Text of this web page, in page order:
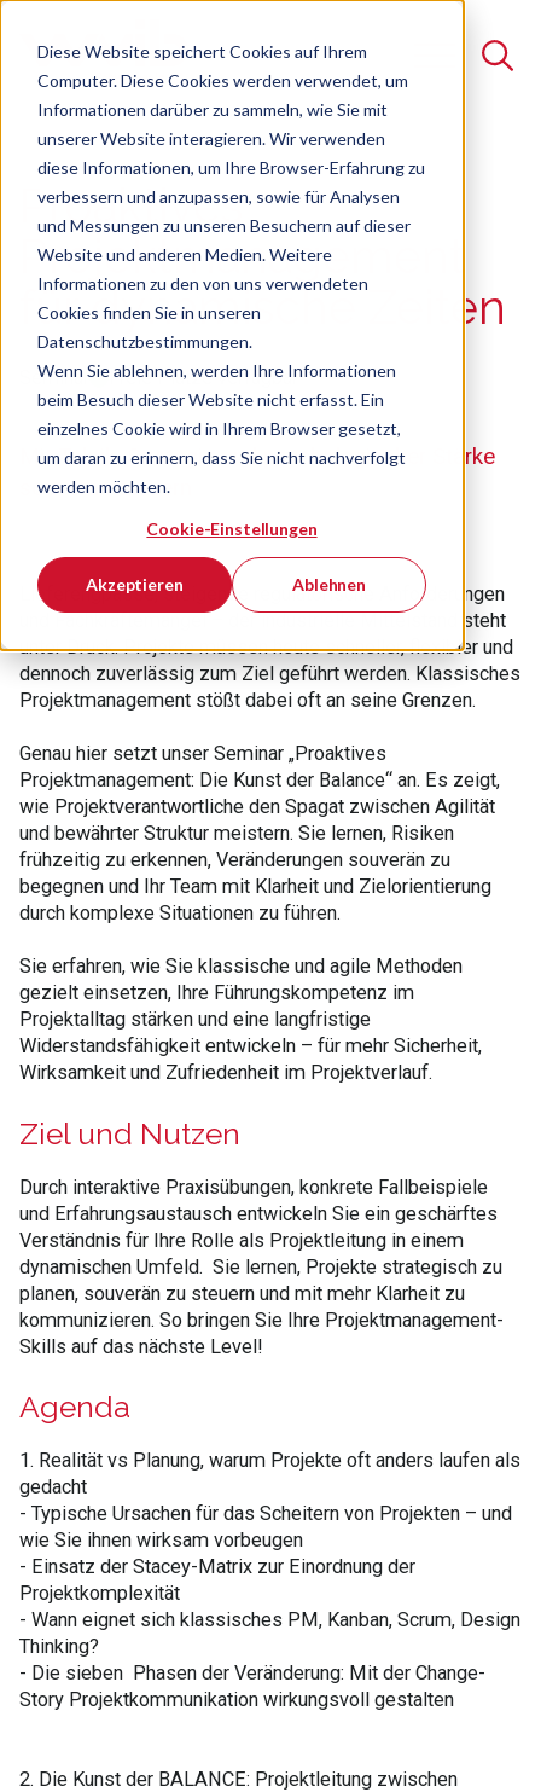
Diese Website speichert Cookies auf Ihrem
Computer. Diese Cookies werden verwendet, um
Informationen darüber zu sammeln, wie Sie mit
unserer Website interagieren. Wir verwenden
diese Informationen, um Ihre Browser-Erfahrung zu
verbessern und anzupassen, sowie für Analysen
und Messungen zu unseren Besuchern auf dieser
Website und anderen Medien. Weitere
Informationen zu den von uns verwendeten
Cookies finden Sie in unseren
Datenschutzbestimmungen.
Wenn Sie ablehnen, werden Ihre Informationen
beim Besuch dieser Website nicht erfasst. Ein
einzelnes Cookie wird in Ihrem Browser gesetzt,
um daran zu erinnern, dass Sie nicht nachverfolgt
werden möchten.
Cookie-Einstellungen
Akzeptieren Ablehnen
Suche
Es gibt keine Vorschläge, da das Suchfeld leer ist.
Proaktives
Projektmanagement
für dynamische Zeiten
Seminar Freie Plätze verfügbar
Mit Taktik, Strategie und psychologischer Stärke
souverän steuern
Lieferengpässe, steigende regulatorische Anforderungen
und Fachkräftemangel – der industrielle Mittelstand steht
unter Druck. Projekte müssen heute schneller, flexibler und
dennoch zuverlässig zum Ziel geführt werden. Klassisches
Projektmanagement stößt dabei oft an seine Grenzen.
Genau hier setzt unser Seminar „Proaktives
Projektmanagement: Die Kunst der Balance“ an. Es zeigt,
wie Projektverantwortliche den Spagat zwischen Agilität
und bewährter Struktur meistern. Sie lernen, Risiken
frühzeitig zu erkennen, Veränderungen souverän zu
begegnen und Ihr Team mit Klarheit und Zielorientierung
durch komplexe Situationen zu führen.
Sie erfahren, wie Sie klassische und agile Methoden
gezielt einsetzen, Ihre Führungskompetenz im
Projektalltag stärken und eine langfristige
Widerstandsfähigkeit entwickeln – für mehr Sicherheit,
Wirksamkeit und Zufriedenheit im Projektverlauf.
Ziel und Nutzen
Durch interaktive Praxisübungen, konkrete Fallbeispiele
und Erfahrungsaustausch entwickeln Sie ein geschärftes
Verständnis für Ihre Rolle als Projektleitung in einem
dynamischen Umfeld. Sie lernen, Projekte strategisch zu
planen, souverän zu steuern und mit mehr Klarheit zu
kommunizieren. So bringen Sie Ihre Projektmanagement-
Skills auf das nächste Level!
Agenda
1. Realität vs Planung, warum Projekte oft anders laufen als
gedacht
- Typische Ursachen für das Scheitern von Projekten – und
wie Sie ihnen wirksam vorbeugen
- Einsatz der Stacey-Matrix zur Einordnung der
Projektkomplexität
- Wann eignet sich klassisches PM, Kanban, Scrum, Design
Thinking?
- Die sieben Phasen der Veränderung: Mit der Change-
Story Projektkommunikation wirkungsvoll gestalten
2. Die Kunst der BALANCE: Projektleitung zwischen